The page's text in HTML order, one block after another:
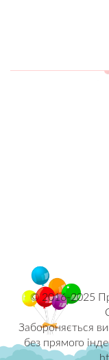
© 2016-2025
Забороняється
без прямого